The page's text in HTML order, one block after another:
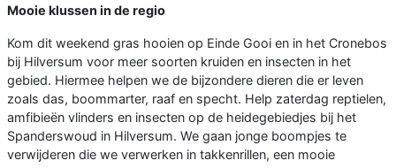
Mooie klussen in de regio
Kom dit weekend gras hooien op Einde Gooi en in het Cronebos
bij Hilversum voor meer soorten kruiden en insecten in het
gebied. Hiermee helpen we de bijzondere dieren die er leven
zoals das, boommarter, raaf en specht. Help zaterdag reptielen,
amfibieën vlinders en insecten op de heidegebiedjes bij het
Spanderswoud in Hilversum. We gaan jonge boompjes te
verwijderen die we verwerken in takkenrillen, een mooie